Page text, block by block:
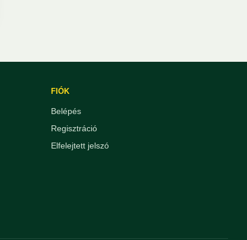
FIÓK
Belépés
Regisztráció
Elfelejtett jelszó